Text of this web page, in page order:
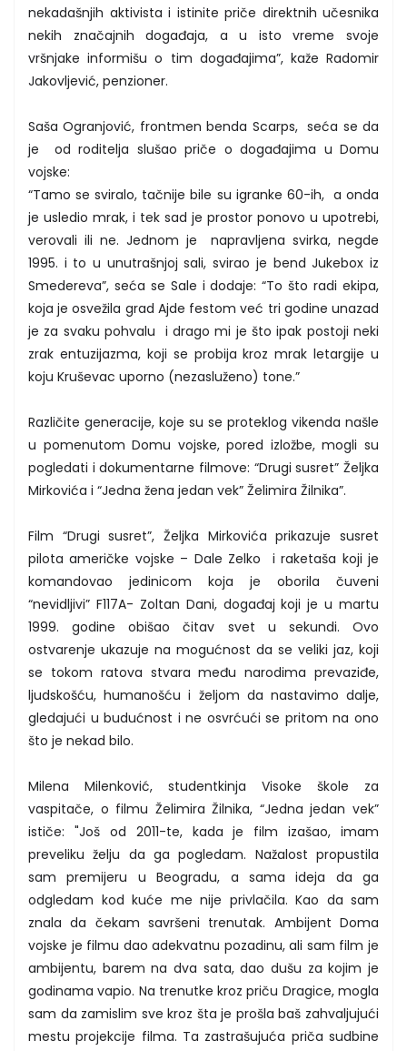
nekadašnjih aktivista i istinite priče direktnih učesnika
nekih značajnih događaja, a u isto vreme svoje
vršnjake informišu o tim događajima”, kaže Radomir
Jakovljević, penzioner.
Saša Ogranjović, frontmen benda Scarps, seća se da
je od roditelja slušao priče o događajima u Domu
vojske:
“Tamo se sviralo, tačnije bile su igranke 60-ih, a onda
je usledio mrak, i tek sad je prostor ponovo u upotrebi,
verovali ili ne. Jednom je napravljena svirka, negde
1995. i to u unutrašnjoj sali, svirao je bend Jukebox iz
Smedereva”, seća se Sale i dodaje: “To što radi ekipa,
koja je osvežila grad Ajde festom već tri godine unazad
je za svaku pohvalu i drago mi je što ipak postoji neki
zrak entuzijazma, koji se probija kroz mrak letargije u
koju Kruševac uporno (nezasluženo) tone.”
Različite generacije, koje su se proteklog vikenda našle
u pomenutom Domu vojske, pored izložbe, mogli su
pogledati i dokumentarne filmove: “Drugi susret” Željka
Mirkovića i “Jedna žena jedan vek” Želimira Žilnika”.
Film “Drugi susret”, Željka Mirkovića prikazuje susret
pilota američke vojske – Dale Zelko i raketaša koji je
komandovao jedinicom koja je oborila čuveni
“nevidljivi” F117A- Zoltan Dani, događaj koji je u martu
1999. godine obišao čitav svet u sekundi. Ovo
ostvarenje ukazuje na mogućnost da se veliki jaz, koji
se tokom ratova stvara među narodima prevaziđe,
ljudskošću, humanošću i željom da nastavimo dalje,
gledajući u budućnost i ne osvrćući se pritom na ono
što je nekad bilo.
Milena Milenković, studentkinja Visoke škole za
vaspitače, o filmu Želimira Žilnika, “Jedna jedan vek”
ističe: "Još od 2011-te, kada je film izašao, imam
preveliku želju da ga pogledam. Nažalost propustila
sam premijeru u Beogradu, a sama ideja da ga
odgledam kod kuće me nije privlačila. Kao da sam
znala da čekam savršeni trenutak. Ambijent Doma
vojske je filmu dao adekvatnu pozadinu, ali sam film je
ambijentu, barem na dva sata, dao dušu za kojim je
godinama vapio. Na trenutke kroz priču Dragice, mogla
sam da zamislim sve kroz šta je prošla baš zahvaljujući
mestu projekcije filma. Ta zastrašujuća priča sudbine